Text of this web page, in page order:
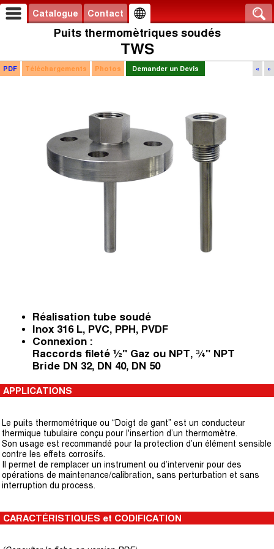
Catalogue Contact
Puits thermomètriques soudés
TWS
« »
PDF Téléchargements Photos Demander un Devis
Réalisation tube soudé
Inox 316 L, PVC, PPH, PVDF
Connexion :
Raccords fileté ½" Gaz ou NPT, ¾" NPT
Bride DN 32, DN 40, DN 50
APPLICATIONS
Le puits thermométrique ou “Doigt de gant” est un conducteur
thermique tubulaire conçu pour l'insertion d’un thermomètre.
Son usage est recommandé pour la protection d’un élément sensible
contre les effets corrosifs.
Il permet de remplacer un instrument ou d’intervenir pour des
opérations de maintenance/calibration, sans perturbation et sans
interruption du process.
CARACTÉRISTIQUES et CODIFICATION